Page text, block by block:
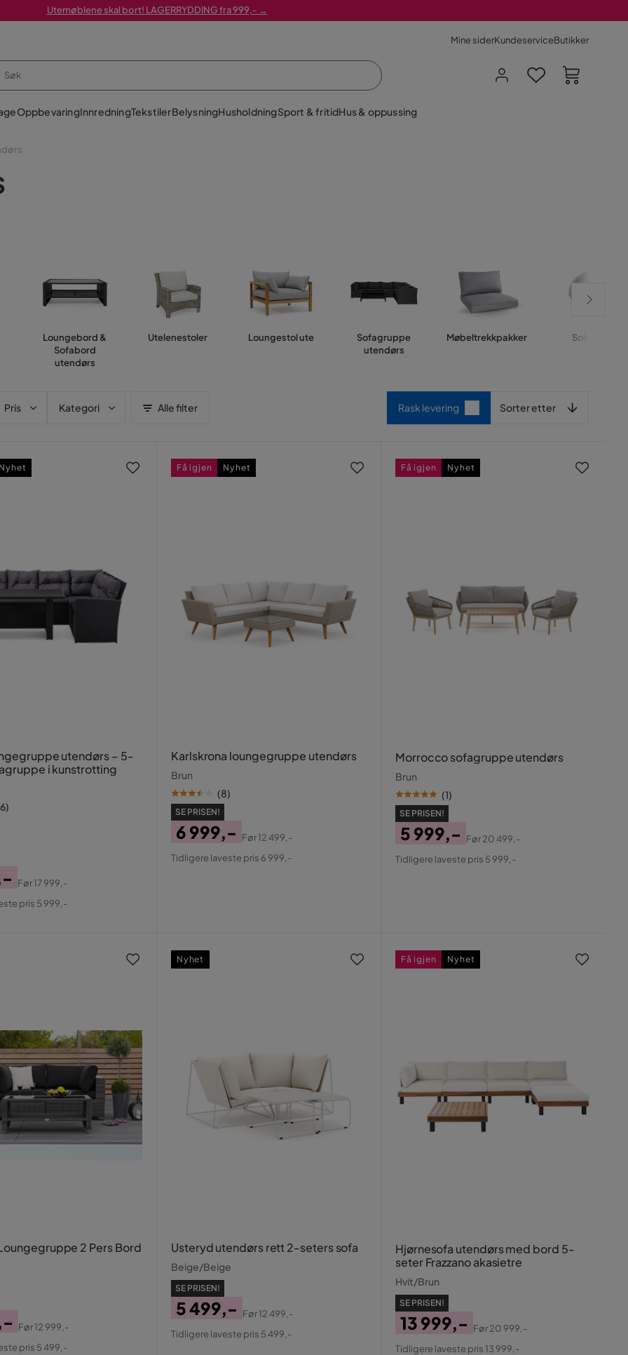
Utemøblene skal bort! LAGERRYDDING fra 999,- →
Mine siderKundeserviceButikker
OppbevaringInnredningTekstilerBelysningHusholdningSport & fritidHus & oppussing
Loungebord &
Sofabord
utendørs
Utelenestoler Loungestol ute
Sofagruppe
utendørs
Møbeltrekkpakker Solseng
Pris Kategori Alle filter Rask levering Sorter etter
utendørs – 5-
i kunstrotting
)
Før17 999,-
pris 5 999,-
Nyhet
Karlskrona loungegruppe utendørs
Brun
(8)
SE PRISEN!
Pris
6 999,-
Original
Før12 499,-
Tidligere laveste pris 6 999,-
Få igjen Nyhet
Morrocco sofagruppe utendørs
Brun
(1)
SE PRISEN!
Pris
5 999,-
Original
Før20 499,-
Tidligere laveste pris 5 999,-
Få igjen Nyhet
2 Pers Bord
Før12 999,-
pris 5 499,-
Usteryd utendørs rett 2-seters sofa
Beige/Beige
SE PRISEN!
Pris
5 499,-
Original
Før12 499,-
Tidligere laveste pris 5 499,-
Nyhet
Hjørnesofa utendørs med bord 5-
seter Frazzano akasietre
Hvit/Brun
SE PRISEN!
Pris
13 999,-
Original
Før20 999,-
Tidligere laveste pris 13 999,-
Få igjen Nyhet